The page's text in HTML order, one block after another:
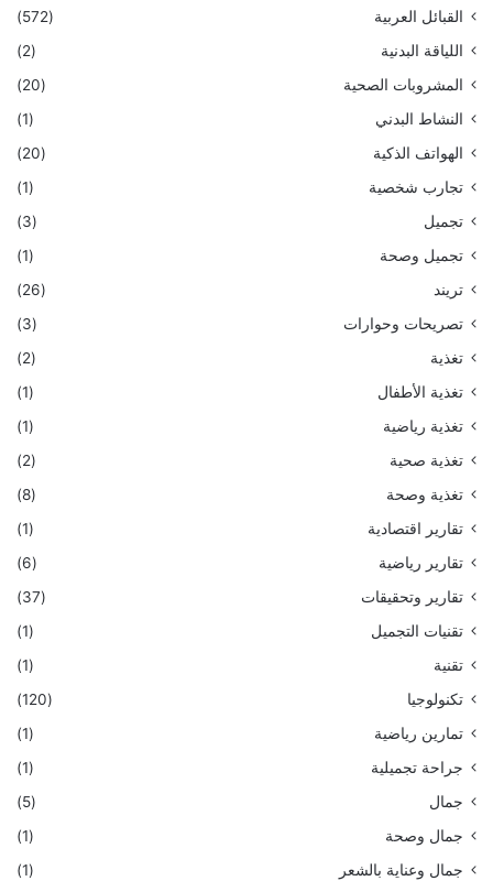
القبائل العربية
(572)
اللياقة البدنية
(2)
المشروبات الصحية
(20)
النشاط البدني
(1)
الهواتف الذكية
(20)
تجارب شخصية
(1)
تجميل
(3)
تجميل وصحة
(1)
تريند
(26)
تصريحات وحوارات
(3)
تغذية
(2)
تغذية الأطفال
(1)
تغذية رياضية
(1)
تغذية صحية
(2)
تغذية وصحة
(8)
تقارير اقتصادية
(1)
تقارير رياضية
(6)
تقارير وتحقيقات
(37)
تقنيات التجميل
(1)
تقنية
(1)
تكنولوجيا
(120)
تمارين رياضية
(1)
جراحة تجميلية
(1)
جمال
(5)
جمال وصحة
(1)
جمال وعناية بالشعر
(1)